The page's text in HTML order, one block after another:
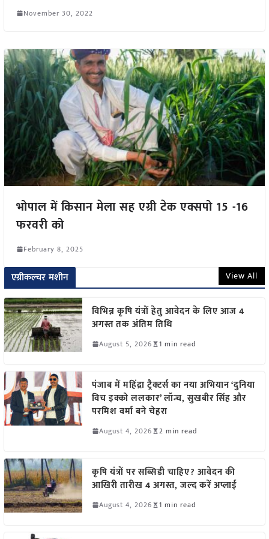
November 30, 2022
भोपाल में किसान मेला सह एग्री टेक एक्सपो 15 -16
फरवरी को
February 8, 2025
एग्रीकल्चर मशीन View All
विभिन्न कृषि यंत्रों हेतु आवेदन के लिए आज 4
अगस्त तक अंतिम तिथि
August 5, 2026 1 min read
पंजाब में महिंद्रा ट्रैक्टर्स का नया अभियान ‘दुनिया
विच इक्को ललकार’ लॉन्च, सुखबीर सिंह और
परमिश वर्मा बने चेहरा
August 4, 2026 2 min read
कृषि यंत्रों पर सब्सिडी चाहिए? आवेदन की
आखिरी तारीख 4 अगस्त, जल्द करें अप्लाई
August 4, 2026 1 min read